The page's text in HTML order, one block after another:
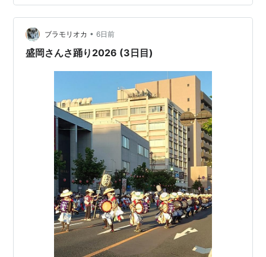
経を読む道も、休止の告知と同時に用意されている。 こ
の記事でわかること 産経新聞、東北6県での紙発行を11
月30日で休止 東北の読者は12月以降どう読むのか 「撤
退」ではない――記者は東北に残る これで2度目、202…
ブラモリオカ • 6日前
盛岡さんさ踊り2026 (3日目)